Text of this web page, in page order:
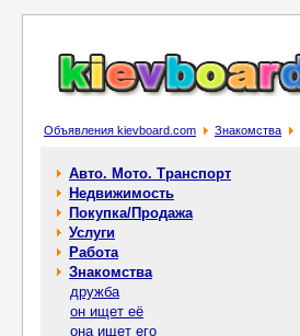
Объявления kievboard.com Знакомства
Авто. Мото. Транспорт
Недвижимость
Покупка/Продажа
Услуги
Работа
Знакомства
дружба
он ищет её
она ищет его